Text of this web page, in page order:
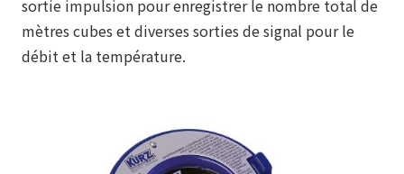
sortie impulsion pour enregistrer le nombre total de
mètres cubes et diverses sorties de signal pour le
débit et la température.